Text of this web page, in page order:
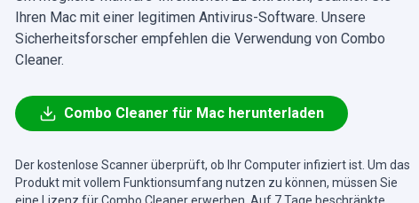
Ihren Mac mit einer legitimen Antivirus-Software. Unsere
Sicherheitsforscher empfehlen die Verwendung von Combo
Cleaner.
Combo Cleaner für Mac herunterladen
Der kostenlose Scanner überprüft, ob Ihr Computer infiziert ist. Um das
Produkt mit vollem Funktionsumfang nutzen zu können, müssen Sie